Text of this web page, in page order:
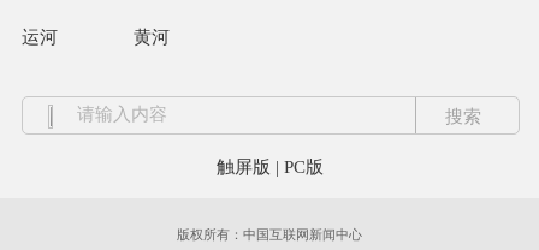
运河 黄河
触屏版 | PC版
版权所有：中国互联网新闻中心